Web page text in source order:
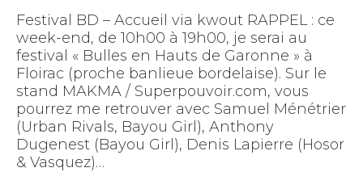
Festival BD – Accueil via kwout RAPPEL : ce
week-end, de 10h00 à 19h00, je serai au
festival « Bulles en Hauts de Garonne » à
Floirac (proche banlieue bordelaise). Sur le
stand MAKMA / Superpouvoir.com, vous
pourrez me retrouver avec Samuel Ménétrier
(Urban Rivals, Bayou Girl), Anthony
Dugenest (Bayou Girl), Denis Lapierre (Hosor
& Vasquez)…